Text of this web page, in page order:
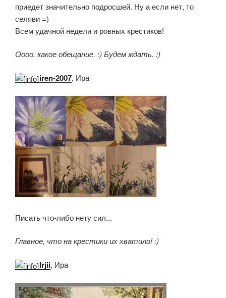
приедет значительно подросшей. Ну а если нет, то
селяви =)
Всем удачной недели и ровных крестиков!
Оооо, какое обещание. :) Будем ждать. :)
iren-2007, Ира
Писать что-либо нету сил...
Главное, что на крестики их хватило! :)
Irjii, Ира